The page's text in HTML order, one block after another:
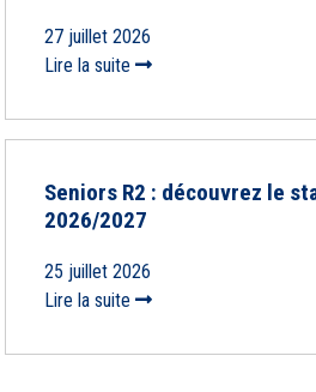
27 juillet 2026
Lire la suite
Seniors R2 : découvrez le
2026/2027
25 juillet 2026
Lire la suite